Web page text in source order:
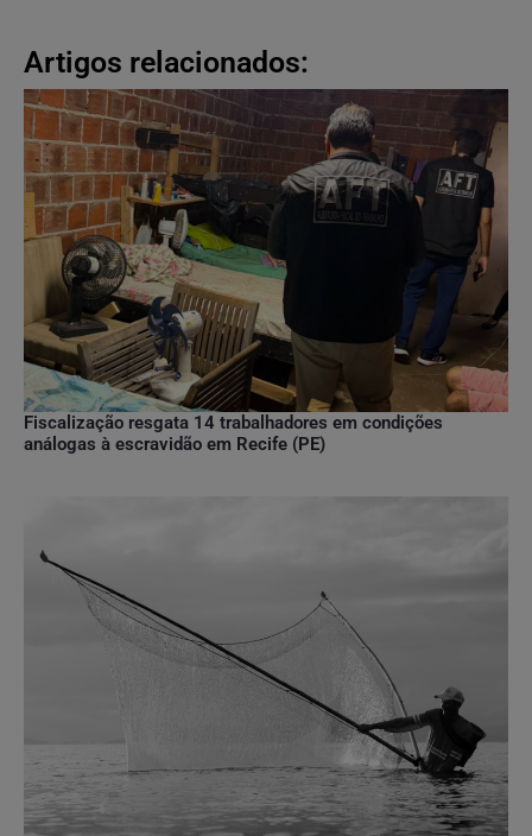
Artigos relacionados:
Fiscalização resgata 14 trabalhadores em condições
análogas à escravidão em Recife (PE)